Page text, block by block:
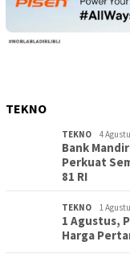
TEKNO
TEKNO 4
Bank
Perkuat
81 RI
TEKNO 1
1 Agustus,
Harga